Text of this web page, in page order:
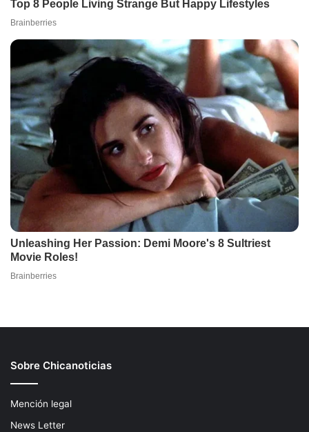
Sobre Chicanoticias
Mención legal
News Letter